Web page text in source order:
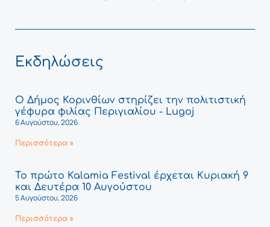
Εκδηλώσεις
Ο Δήμος Κορινθίων στηρίζει την πολιτιστική
γέφυρα φιλίας Περιγιαλίου - Lugoj
6 Αυγούστου, 2026
Περισσότερα »
Το πρώτο Kalamia Festival έρχεται Κυριακή 9
και Δευτέρα 10 Αυγούστου
5 Αυγούστου, 2026
Περισσότερα »